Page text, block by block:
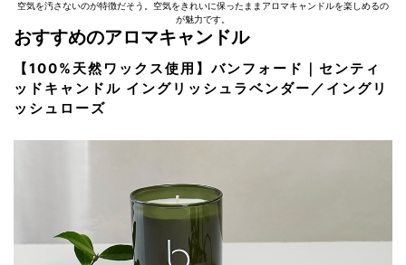
空気を汚さないのが特徴だそう。空気をきれいに保ったままアロマキャンドルを楽しめるの
が魅力です。
おすすめのアロマキャンドル
【100%天然ワックス使用】バンフォード｜センティ
ッドキャンドル イングリッシュラベンダー／イングリ
ッシュローズ